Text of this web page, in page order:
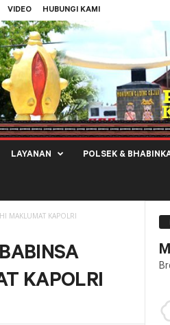
VIDEO HUBUNGI KAMI
LAYANAN POLSEK &
MAKLUMAT KAPOLRI
KAPOLRI